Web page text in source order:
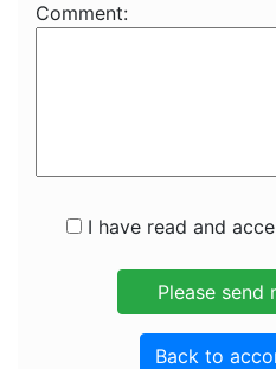
Comment:
I have read and
Back to